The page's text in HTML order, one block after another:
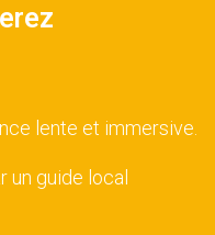
lente et immersive.
un guide local